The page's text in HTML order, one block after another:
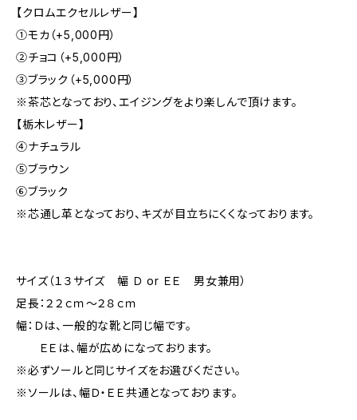
【クロムエクセルレザー】
①モカ（+5,000円）
②チョコ（+5,000円）
③ブラック（+5,000円）
※茶芯となっており、エイジングをより楽しんで頂けます。
【栃木レザー】
④ナチュラル
➄ブラウン
⑥ブラック
※芯通し革となっており、キズが目立ちにくくなっております。
サイズ（１３サイズ 幅 Ｄ or ＥＥ 男女兼用）
足長：２２ｃｍ～２８ｃｍ
幅：Ｄは、一般的な靴と同じ幅です。
ＥＥは、幅が広めになっております。
※必ずソールと同じサイズをお選びください。
※ソールは、幅Ｄ・ＥＥ共通となっております。